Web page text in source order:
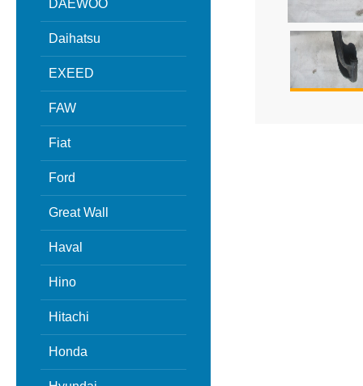
DAEWOO
Daihatsu
EXEED
FAW
Fiat
Ford
Great Wall
Haval
Hino
Hitachi
Honda